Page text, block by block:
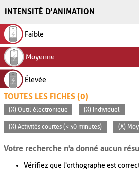
INTENSITÉ D'ANIMATION
Faible
Moyenne
Élevée
TOUTES LES FICHES (0)
(X) Outil électronique (X) Individuel
(X) Activités courtes (< 30 minutes) (X)
Votre recherche n'a donné aucun
Vérifiez que l'orthographe est